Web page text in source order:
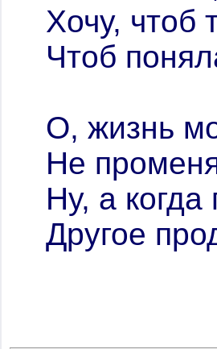
Хочу, чтоб
Чтоб
О, жизнь
Не
Ну, а
Другое